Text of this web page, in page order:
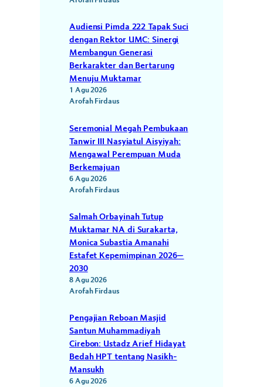
Audiensi Pimda 222 Tapak Suci
dengan Rektor UMC: Sinergi
Membangun Generasi
Berkarakter dan Bertarung
Menuju Muktamar
1 Agu 2026
Arofah Firdaus
Seremonial Megah Pembukaan
Tanwir III Nasyiatul Aisyiyah:
Mengawal Perempuan Muda
Berkemajuan
6 Agu 2026
Arofah Firdaus
Salmah Orbayinah Tutup
Muktamar NA di Surakarta,
Monica Subastia Amanahi
Estafet Kepemimpinan 2026–
2030
8 Agu 2026
Arofah Firdaus
Pengajian Reboan Masjid
Santun Muhammadiyah
Cirebon: Ustadz Arief Hidayat
Bedah HPT tentang Nasikh-
Mansukh
6 Agu 2026